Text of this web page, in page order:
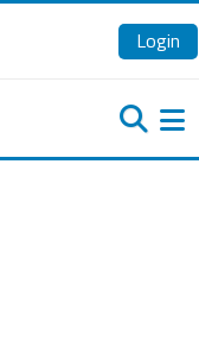
Login